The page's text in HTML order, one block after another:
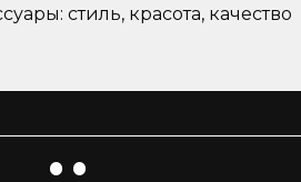
стиль, красота, качество